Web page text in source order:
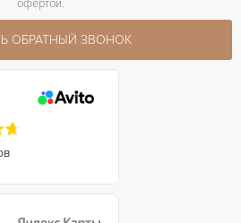
офертой.
ОБРАТНЫЙ ЗВОНОК